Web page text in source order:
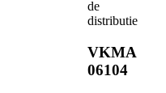
de
distributie
VKMA
06104